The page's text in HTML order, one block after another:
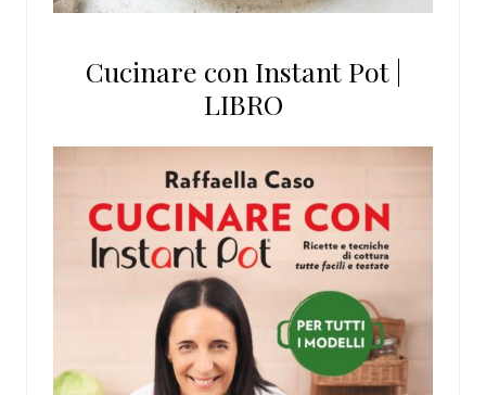
Cucinare con Instant Pot |
LIBRO